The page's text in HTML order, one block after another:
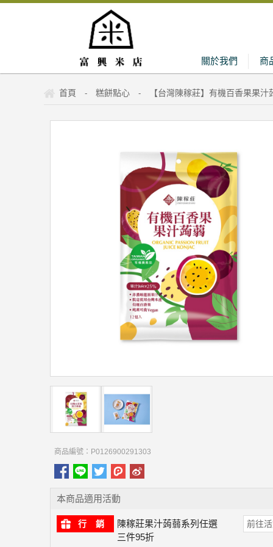
關於我們 商
首頁 - 糕餅點心 - 【台灣陳稼莊】有機百香果果
商品編號：P0126900291303
本商品適用活動
行 銷
陳稼莊果汁蒟蒻系列任選
三件95折
前往